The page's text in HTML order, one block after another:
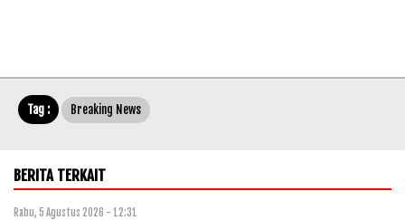
Tag : Breaking News
BERITA TERKAIT
Rabu, 5 Agustus 2026 - 12:31